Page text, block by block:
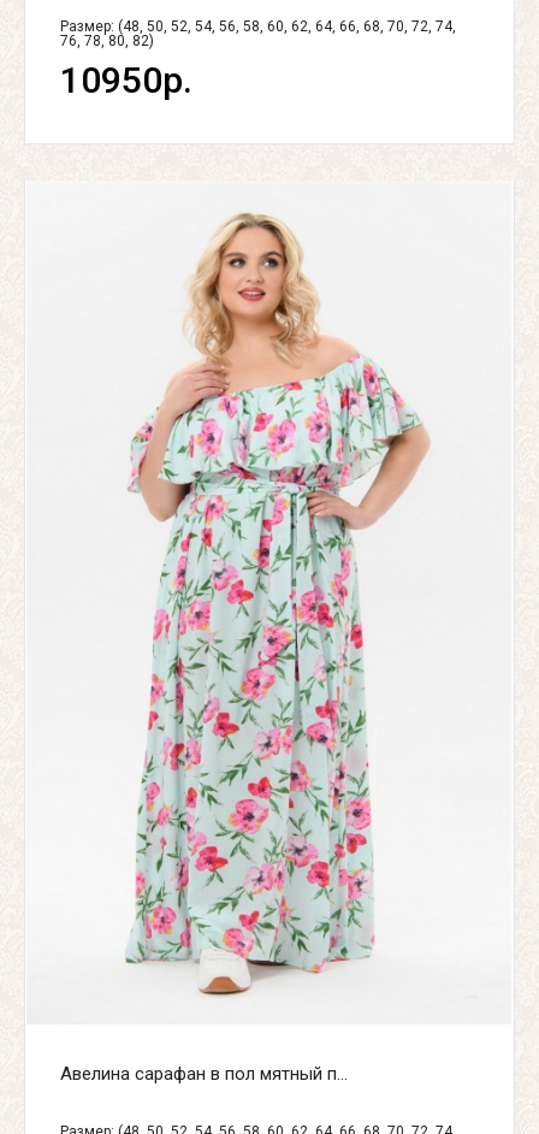
Размер: (48, 50, 52, 54, 56, 58, 60, 62, 64, 66, 68, 70, 72, 74,
76, 78, 80, 82)
10950р.
Авелина сарафан в пол мятный п...